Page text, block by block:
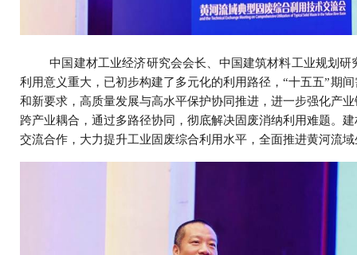
中国建材工业经济研究会会长、中国建筑材料工业规划
利用意义重大，已初步构建了多元化的利用路径，“十五五”期
和新要求，高质量发展与高水平保护协同推进，进一步强化产
跨产业耦合，通过多路径协同，彻底解决固废消纳利用难题。
交流合作，大力提升工业固废综合利用水平，全面推进黄河流